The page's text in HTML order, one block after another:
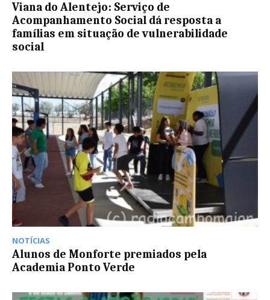
Viana do Alentejo: Serviço de
Acompanhamento Social dá resposta a
famílias em situação de vulnerabilidade
social
NOTÍCIAS
Alunos de Monforte premiados pela
Academia Ponto Verde